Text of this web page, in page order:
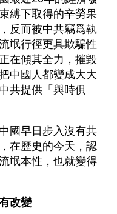
縛下取得的辛勞果
反而被中共竊爲執
氓行徑更具欺騙性
在傾其全力，摧毀
中國人都變成大大
共提供「與時俱
國早日步入沒有共
在歷史的今天，認
氓本性，也就變得
改變